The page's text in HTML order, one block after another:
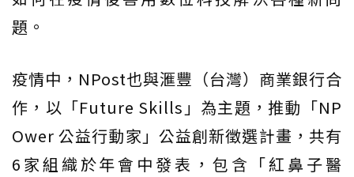
題。
疫情中，NPost也與滙豐（台灣）商業銀行合
作，以「Future Skills」為主題，推動「NP
Ower 公益行動家」公益創新徵選計畫，共有
6家組織於年會中發表，包含「紅鼻子醫